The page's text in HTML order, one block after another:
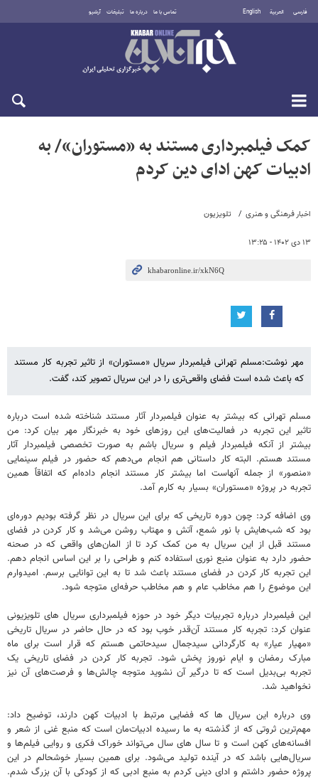
فارسی العربية English تماس با ما درباره ما تبلیغات آرشیو
یکشنبه ۱۸ مرداد ۱۴۰۵
اخبار فرهنگی و هنری تلویزیون
۱۳ دی ۱۴۰۲ - ۱۳:۲۵
کمک فیلمبرداری مستند به «مستوران»/ به
ادبیات کهن ادای دین کردم
مهر نوشت:مسلم تهرانی فیلمبردار سریال «مستوران» از تاثیر تجربه کار مستند
که باعث شده است فضای واقعی‌تری را در این سریال تصویر کند، گفت.
مسلم تهرانی که بیشتر به عنوان فیلمبردار آثار مستند شناخته شده است درباره
تاثیر این تجربه در فعالیت‌های این روزهای خود به خبرنگار مهر بیان کرد: من
بیشتر از آنکه فیلمبردار فیلم و سریال باشم به صورت تخصصی فیلمبردار آثار
مستند هستم. البته کار داستانی هم انجام می‌دهم که حضور در فیلم سینمایی
«منصور» از جمله آنهاست اما بیشتر کار مستند انجام داده‌ام که اتفاقاً همین
تجربه در پروژه «مستوران» بسیار به کارم آمد.
وی اضافه کرد: چون دوره تاریخی که برای این سریال در نظر گرفته بودیم دوره‌ای
بود که شب‌هایش با نور شمع، آتش و مهتاب روشن می‌شد و کار کردن در فضای
مستند قبل از این سریال به من کمک کرد تا از المان‌های واقعی که در صحنه
حضور دارد به عنوان منبع نوری استفاده کنم و طراحی را بر این اساس انجام دهم.
این تجربه کار کردن در فضای مستند باعث شد تا به این توانایی برسم. امیدوارم
این موضوع را هم مخاطب عام و هم مخاطب حرفه‌ای متوجه شود.
این فیلمبردار درباره تجربیات دیگر خود در حوزه فیلمبرداری سریال های تلویزیونی
عنوان کرد: تجربه کار مستند آن‌قدر خوب بود که در حال حاضر در سریال تاریخی
«مهیار عیار» به کارگردانی سیدجمال سیدحاتمی هستم که قرار است برای ماه
مبارک رمضان و ایام نوروز پخش شود. تجربه کار کردن در فضای تاریخی یک
تجربه بی‌بدیل است که تا درگیر آن نشوید متوجه چالش‌ها و فرصت‌های آن نیز
نخواهید شد.
وی درباره این سریال ها که فضایی مرتبط با ادبیات کهن دارند، توضیح داد:
مهم‌ترین ثروتی که از گذشته به ما رسیده ادبیات‌مان است که منبع غنی از شعر و
افسانه‌های کهن است و تا سال های سال می‌تواند خوراک فکری و روایی فیلم‌ها و
سریال‌هایی باشد که در آینده تولید می‌شود. برای همین بسیار خوشحالم در این
پروژه حضور داشتم و ادای دینی کردم به منبع ادبی که از کودکی با آن بزرگ شدم.